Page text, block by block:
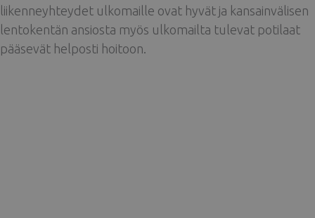
liikenneyhteydet ulkomaille ovat hyvät ja kansainvälisen
lentokentän ansiosta myös ulkomailta tulevat potilaat
pääsevät helposti hoitoon.